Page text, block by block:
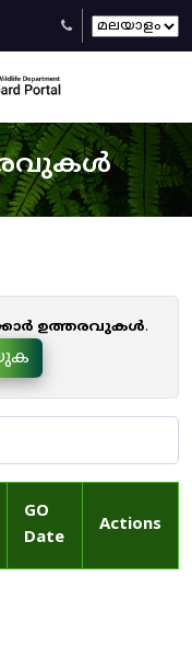
ഉത്തരവുകൾ.
GO
Date
Actions